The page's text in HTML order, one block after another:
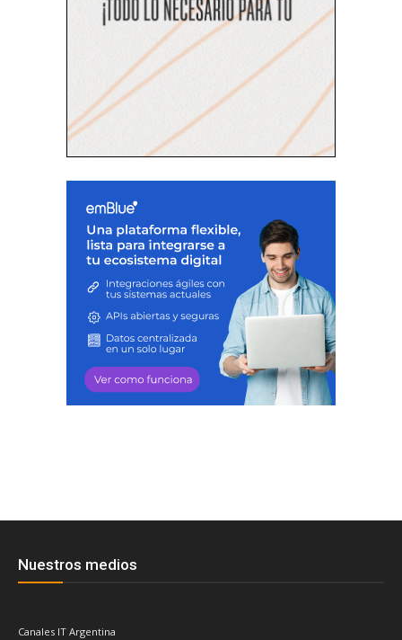
Nuestros medios
Canales IT Argentina